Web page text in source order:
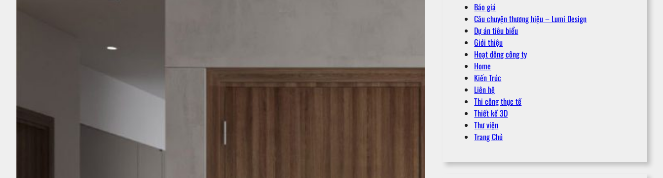
Báo giá
Câu chuyện thương hiệu – Lumi Design
Dự án tiêu biểu
Giới thiệu
Hoạt động công ty
Home
Kiến Trúc
Liên hệ
Thi công thực tế
Thiết kế 3D
Thư viện
Trang Chủ